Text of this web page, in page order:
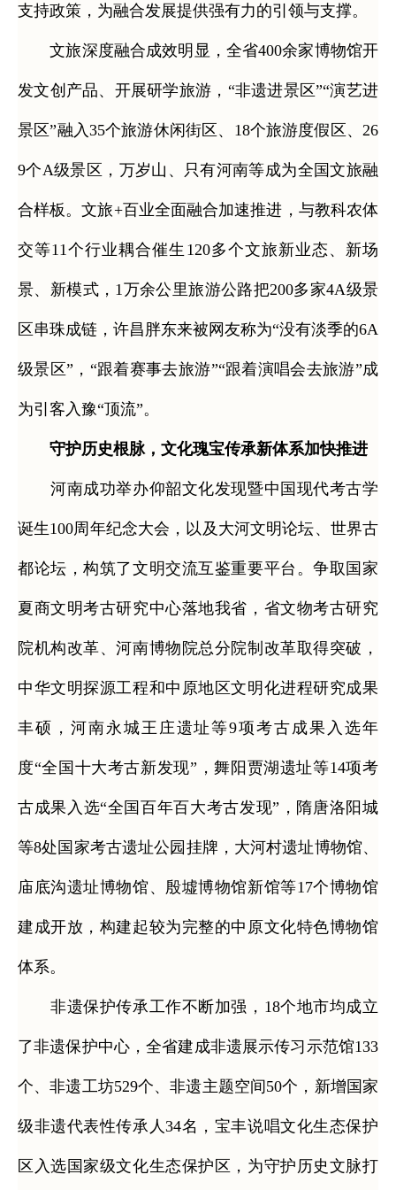
支持政策，为融合发展提供强有力的引领与支撑。
文旅深度融合成效明显，全省400余家博物馆开
发文创产品、开展研学旅游，“非遗进景区”“演艺进
景区”融入35个旅游休闲街区、18个旅游度假区、26
9个A级景区，万岁山、只有河南等成为全国文旅融
合样板。文旅+百业全面融合加速推进，与教科农体
交等11个行业耦合催生120多个文旅新业态、新场
景、新模式，1万余公里旅游公路把200多家4A级景
区串珠成链，许昌胖东来被网友称为“没有淡季的6A
级景区”，“跟着赛事去旅游”“跟着演唱会去旅游”成
为引客入豫“顶流”。
守护历史根脉，文化瑰宝传承新体系加快推进
河南成功举办仰韶文化发现暨中国现代考古学
诞生100周年纪念大会，以及大河文明论坛、世界古
都论坛，构筑了文明交流互鉴重要平台。争取国家
夏商文明考古研究中心落地我省，省文物考古研究
院机构改革、河南博物院总分院制改革取得突破，
中华文明探源工程和中原地区文明化进程研究成果
丰硕，河南永城王庄遗址等9项考古成果入选年
度“全国十大考古新发现”，舞阳贾湖遗址等14项考
古成果入选“全国百年百大考古发现”，隋唐洛阳城
等8处国家考古遗址公园挂牌，大河村遗址博物馆、
庙底沟遗址博物馆、殷墟博物馆新馆等17个博物馆
建成开放，构建起较为完整的中原文化特色博物馆
体系。
非遗保护传承工作不断加强，18个地市均成立
了非遗保护中心，全省建成非遗展示传习示范馆133
个、非遗工坊529个、非遗主题空间50个，新增国家
级非遗代表性传承人34名，宝丰说唱文化生态保护
区入选国家级文化生态保护区，为守护历史文脉打